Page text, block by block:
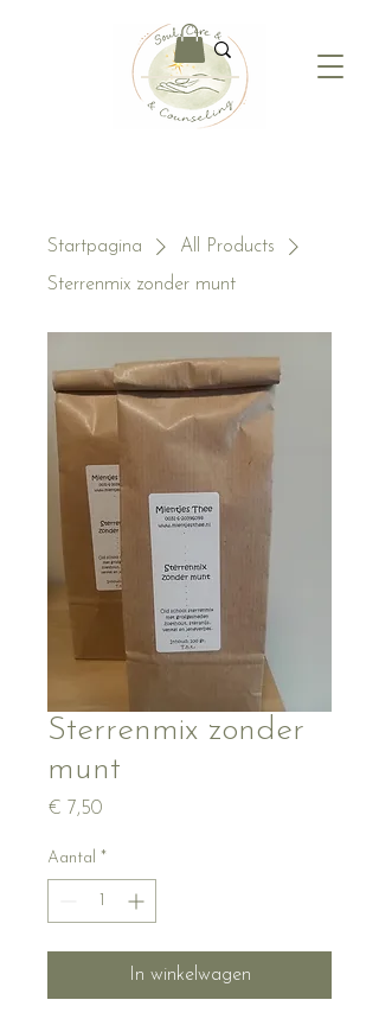
Startpagina
All Products
Sterrenmix zonder munt
Sterrenmix zonder
munt
€ 7,50Prijs
Aantal *
In winkelwagen